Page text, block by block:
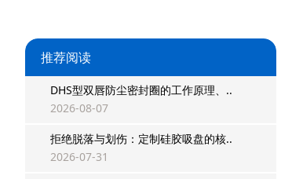
推荐阅读
DHS型双唇防尘密封圈的工作原理、..
2026-08-07
拒绝脱落与划伤：定制硅胶吸盘的核..
2026-07-31